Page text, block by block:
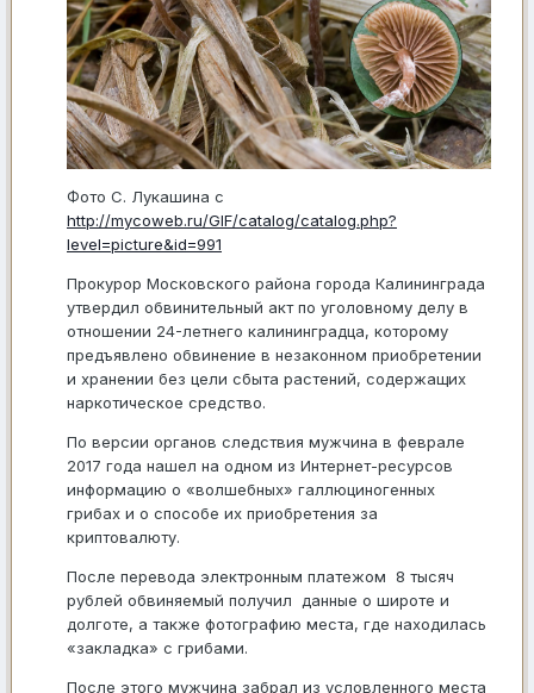
Фото С. Лукашина с
http://mycoweb.ru/GIF/catalog/catalog.php?
level=picture&id=991
Прокурор Московского района города Калининграда
утвердил обвинительный акт по уголовному делу в
отношении 24-летнего калининградца, которому
предъявлено обвинение в незаконном приобретении
и хранении без цели сбыта растений, содержащих
наркотическое средство.
По версии органов следствия мужчина в феврале
2017 года нашел на одном из Интернет-ресурсов
информацию о «волшебных» галлюциногенных
грибах и о способе их приобретения за
криптовалюту.
После перевода электронным платежом 8 тысяч
рублей обвиняемый получил данные о широте и
долготе, а также фотографию места, где находилась
«закладка» с грибами.
После этого мужчина забрал из условленного места